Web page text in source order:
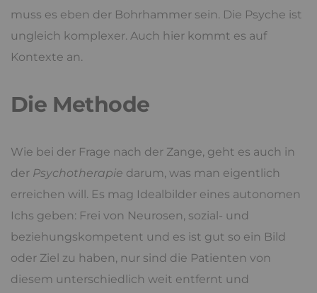
muss es eben der Bohrhammer sein. Die Psyche ist
ungleich komplexer. Auch hier kommt es auf
Kontexte an.
Die Methode
Wie bei der Frage nach der Zange, geht es auch in
der Psychotherapie darum, was man eigentlich
erreichen will. Es mag Idealbilder eines autonomen
Ichs geben: Frei von Neurosen, sozial- und
beziehungskompetent und es ist gut so ein Bild
oder Ziel zu haben, nur sind die Patienten von
diesem unterschiedlich weit entfernt und